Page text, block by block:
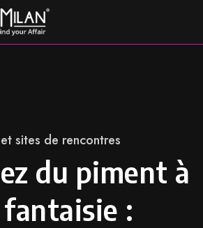
sites de rencontres
du piment à
: